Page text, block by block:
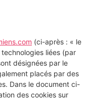
(ci-après : « le
liées (par
désignées par le
placés par des
Dans le document ci-
des cookies sur